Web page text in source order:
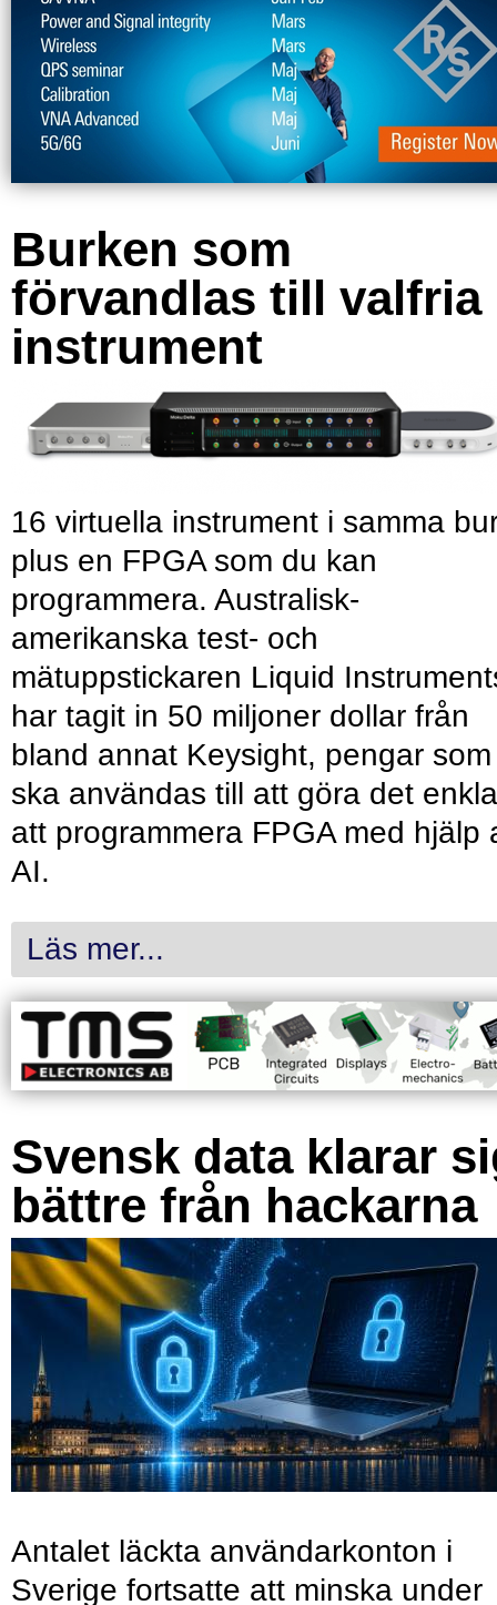
Burken som
förvandlas till valfria
instrument
16 virtuella instrument i samma
plus en FPGA som du kan
programmera. Australisk-
amerikanska test- och
mätuppstickaren Liquid
har tagit in 50 miljoner dollar från
bland annat Keysight, pengar som
ska användas till att göra det
att programmera FPGA med hjälp
AI.
Läs mer...
Svensk data klarar
bättre från hackarna
Antalet läckta användarkonton i
Sverige fortsatte att minska under